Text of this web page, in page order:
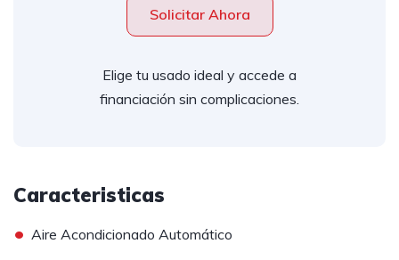
Solicitar Ahora
Elige tu usado ideal y accede a
financiación sin complicaciones.
Caracteristicas
• Aire Acondicionado Automático